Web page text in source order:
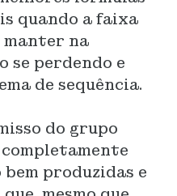
quando a faixa
manter na
se perdendo e
de sequência.
do grupo
completamente
produzidas e